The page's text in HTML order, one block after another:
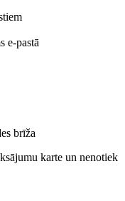
e-pastā
brīža
karte un nenotiek